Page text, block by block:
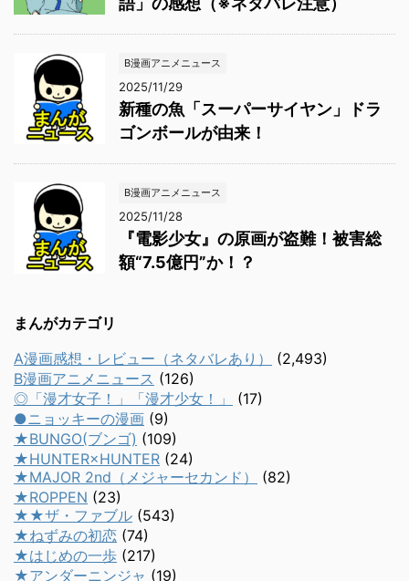
B漫画アニメニュース
2025/11/29
新種の魚「スーパーサイヤン」ドラ
ゴンボールが由来！
B漫画アニメニュース
2025/11/28
『電影少女』の原画が盗難！被害総
額“7.5億円”か！？
まんがカテゴリ
A漫画感想・レビュー（ネタバレあり）
(2,493)
B漫画アニメニュース (126)
◎「漫才女子！」「漫才少女！」
(17)
●ニョッキーの漫画 (9)
★BUNGO(ブンゴ) (109)
★HUNTER×HUNTER (24)
★MAJOR 2nd（メジャーセカンド）
(82)
★ROPPEN (23)
★★ザ・ファブル (543)
★ねずみの初恋 (74)
★はじめの一歩 (217)
★アンダーニンジャ (19)